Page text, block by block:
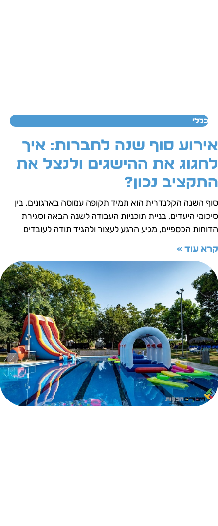
כללי
סוף שנה לחברות: איך
את ההישגים ולנצל את
נכון?
השנה הקלנדרית הוא תמיד תקופה עמוסה בארגונים. בין
היעדים, בניית תוכניות העבודה לשנה הבאה וסגירת
הכספיים, מגיע הרגע לעצור ולהגיד תודה לעובדים
עוד »